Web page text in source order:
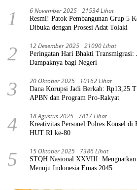
1 6 November 2025 21534 Lihat
Resmi! Patok Pembangunan Grup 5
Dibuka dengan Prosesi Adat Tolaki
2 12 Desember 2025 21090 Lihat
Peringatan Hari Bhakti Transmigrasi:
Dampaknya bagi Negeri
3 20 Oktober 2025 10162 Lihat
Dana Korupsi Jadi Berkah: Rp13,25
APBN dan Program Pro-Rakyat
4 18 Agustus 2025 7817 Lihat
Kreativitas Personel Polres Konsel di
HUT RI ke-80
5 15 Oktober 2025 7386 Lihat
STQH Nasional XXVIII:
Menuju Indonesia Emas 2045